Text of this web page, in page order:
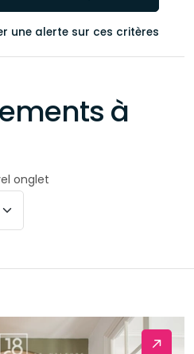
une alerte sur ces critères
à
onglet